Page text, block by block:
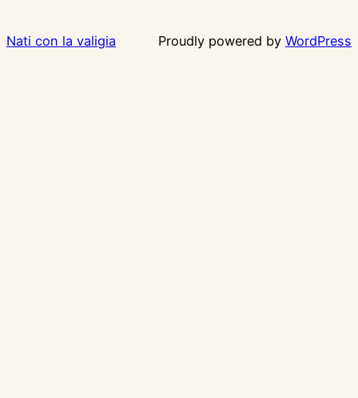
Nati con la valigia Proudly powered by WordPress